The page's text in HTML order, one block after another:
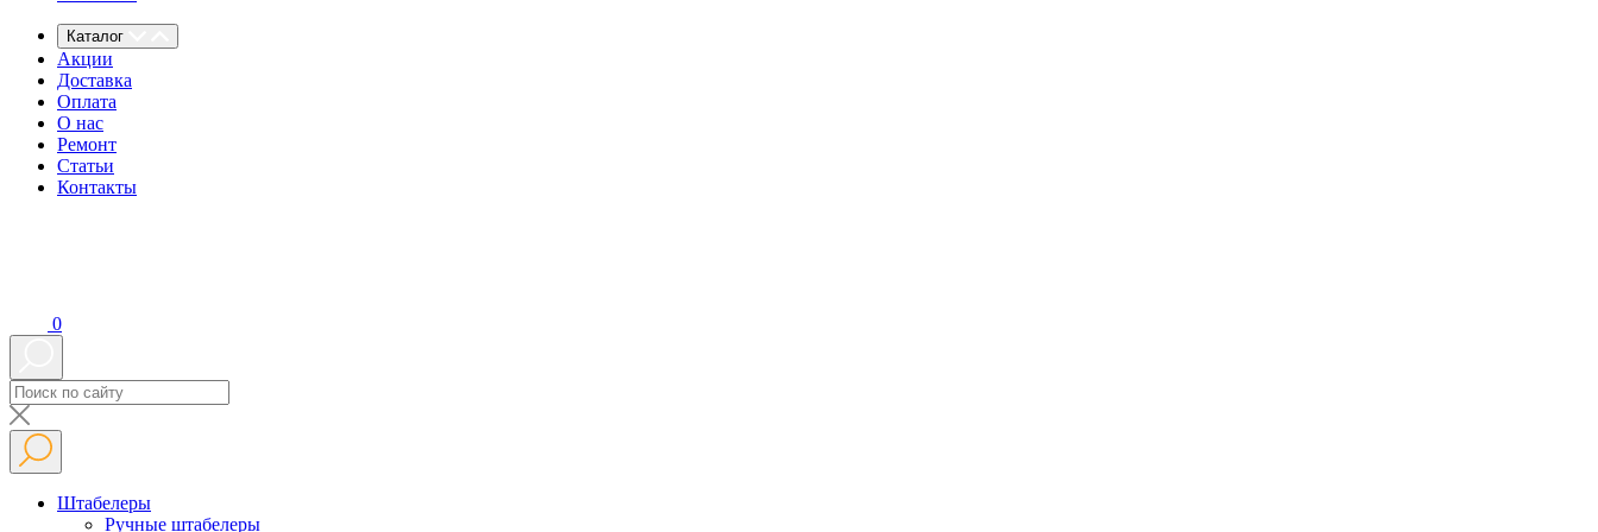
Каталог
Акции
Доставка
Оплата
О нас
Ремонт
Статьи
Контакты
0
Штабелеры
Ручные штабелеры